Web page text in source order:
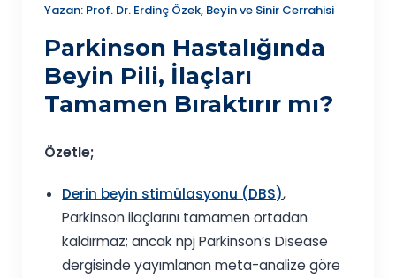
Yazan: Prof. Dr. Erdinç Özek, Beyin ve Sinir Cerrahisi
Parkinson Hastalığında
Beyin Pili, İlaçları
Tamamen Bıraktırır mı?
Özetle;
Derin beyin stimülasyonu (DBS),
Parkinson ilaçlarını tamamen ortadan
kaldırmaz; ancak npj Parkinson’s Disease
dergisinde yayımlanan meta-analize göre